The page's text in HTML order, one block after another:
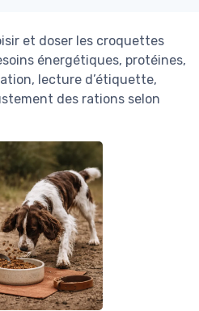
et doser les croquettes
énergétiques, protéines,
lecture d’étiquette,
des rations selon